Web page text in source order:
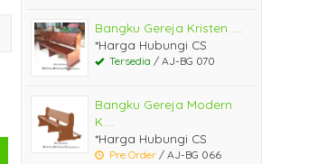
Bangku Gereja Kristen ....
*Harga Hubungi CS
Tersedia / AJ-BG 070
Bangku Gereja Modern
K....
*Harga Hubungi CS
Pre Order / AJ-BG 066